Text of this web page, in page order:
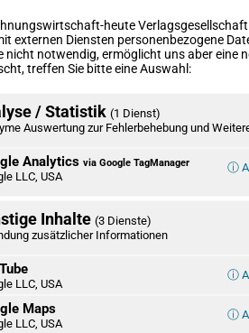
heute
externen Diensten personenbezogene
nicht notwendig, ermöglicht uns aber eine
treffen Sie bitte eine Auswahl:
/ Statistik (1 Dienst)
Auswertung zur Fehlerbehebung und
Analytics via Google TagManager
LLC, USA
ⓘ
Inhalte (3 Dienste)
zusätzlicher Informationen
LLC, USA
ⓘ
Maps
LLC, USA
ⓘ